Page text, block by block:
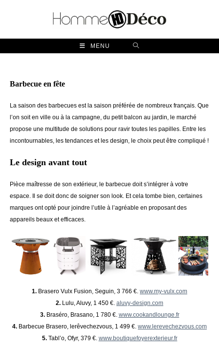
MENU
Barbecue en fête
La saison des barbecues est la saison préférée de nombreux français. Que
l’on soit en ville ou à la campagne, du petit balcon au jardin, le marché
propose une multitude de solutions pour ravir toutes les papilles. Entre les
incontournables, les tendances et les design, le choix peut être compliqué !
Le design avant tout
Pièce maîtresse de son extérieur, le barbecue doit s’intégrer à votre
espace. Il se doit donc de soigner son look. Et cela tombe bien, certaines
marques ont opté pour joindre l’utile à l’agréable en proposant des
appareils beaux et efficaces.
1. Brasero Vulx Fusion, Seguin, 3 766 €. www.my-vulx.com
2. Lulu, Aluvy, 1 450 €. aluvy-design.com
3.Braséro, Brasano, 1 780 €. www.cookandlounge.fr
4. Barbecue Brasero, lerêvechezvous, 1 499 €. www.lerevechezvous.com
5.Tabl’o, Ofyr, 379 €. www.boutiquefoyerexterieur.fr